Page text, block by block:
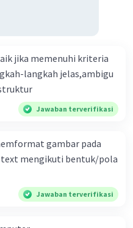
jika memenuhi kriteria
Jawaban terverifikasi
gambar pada
text mengikuti bentuk/pola
Jawaban terverifikasi